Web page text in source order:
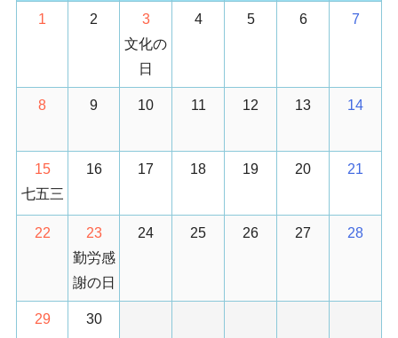
1 2
3
文化の
日
4 5 6 7
8 9 10 11 12 13 14
15
七五三
16 17 18 19 20 21
22
23
勤労感
謝の日
24 25 26 27 28
29 30